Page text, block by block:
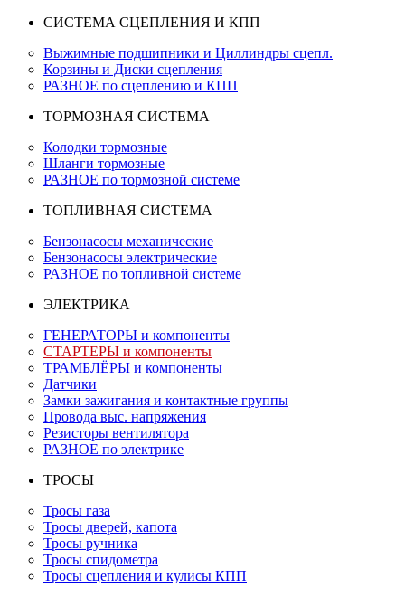
СИСТЕМА СЦЕПЛЕНИЯ И КПП
Выжимные подшипники и Циллиндры сцепл.
Корзины и Диски сцепления
РАЗНОЕ по сцеплению и КПП
ТОРМОЗНАЯ СИСТЕМА
Колодки тормозные
Шланги тормозные
РАЗНОЕ по тормозной системе
ТОПЛИВНАЯ СИСТЕМА
Бензонасосы механические
Бензонасосы электрические
РАЗНОЕ по топливной системе
ЭЛЕКТРИКА
ГЕНЕРАТОРЫ и компоненты
СТАРТЕРЫ и компоненты
ТРАМБЛЁРЫ и компоненты
Датчики
Замки зажигания и контактные группы
Провода выс. напряжения
Резисторы вентилятора
РАЗНОЕ по электрике
ТРОСЫ
Тросы газа
Тросы дверей, капота
Тросы ручника
Тросы спидометра
Тросы сцепления и кулисы КПП